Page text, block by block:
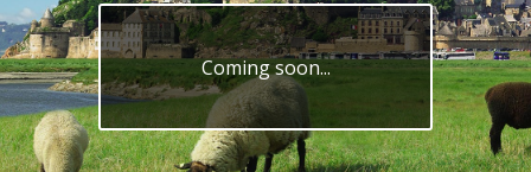
Coming soon...